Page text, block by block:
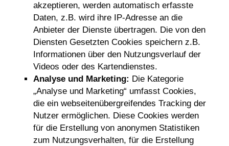
akzeptieren, werden automatisch erfasste
Daten, z.B. wird ihre IP-Adresse an die
Anbieter der Dienste übertragen. Die von den
Diensten Gesetzten Cookies speichern z.B.
Informationen über den Nutzungsverlauf der
Videos oder des Kartendienstes.
Analyse und Marketing: Die Kategorie
„Analyse und Marketing“ umfasst Cookies,
die ein webseitenübergreifendes Tracking der
Nutzer ermöglichen. Diese Cookies werden
für die Erstellung von anonymen Statistiken
zum Nutzungsverhalten, für die Erstellung